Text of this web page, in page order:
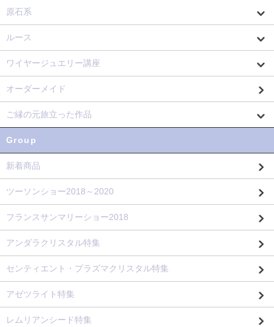
原石系
ルース
ワイヤージュエリー講座
オーダーメイド
ご縁の元旅立った作品
Group
新着商品
ツーソンショー2018～2020
フランスサンマリーショー2018
アンダラクリスタル特集
センティエント・プラズマクリスタル特集
アゼツライト特集
レムリアンシード特集